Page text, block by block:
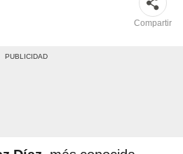
Compartir